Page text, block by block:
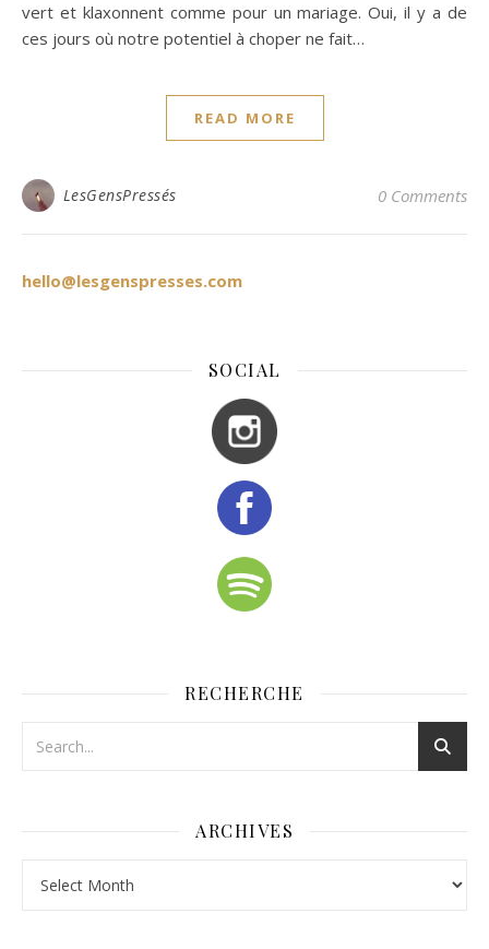
vert et klaxonnent comme pour un mariage. Oui, il y a de
ces jours où notre potentiel à choper ne fait…
READ MORE
LesGensPressés 0 Comments
hello@lesgenspresses.com
SOCIAL
RECHERCHE
ARCHIVES